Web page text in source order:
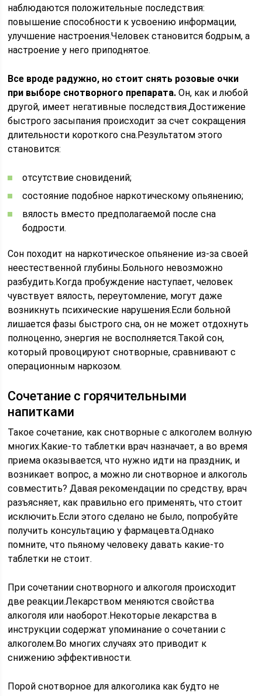
наблюдаются положительные последствия:
повышение способности к усвоению информации,
улучшение настроения.Человек становится бодрым, а
настроение у него приподнятое.
Все вроде радужно, но стоит снять розовые очки
при выборе снотворного препарата. Он, как и любой
другой, имеет негативные последствия.Достижение
быстрого засыпания происходит за счет сокращения
длительности короткого сна.Результатом этого
становится:
отсутствие сновидений;
состояние подобное наркотическому опьянению;
вялость вместо предполагаемой после сна
бодрости.
Сон походит на наркотическое опьянение из-за своей
неестественной глубины.Больного невозможно
разбудить.Когда пробуждение наступает, человек
чувствует вялость, переутомление, могут даже
возникнуть психические нарушения.Если больной
лишается фазы быстрого сна, он не может отдохнуть
полноценно, энергия не восполняется.Такой сон,
который провоцируют снотворные, сравнивают с
операционным наркозом.
Сочетание с горячительными
напитками
Такое сочетание, как снотворные с алкоголем волную
многих.Какие-то таблетки врач назначает, а во время
приема оказывается, что нужно идти на праздник, и
возникает вопрос, а можно ли снотворное и алкоголь
совместить? Давая рекомендации по средству, врач
разъясняет, как правильно его применять, что стоит
исключить.Если этого сделано не было, попробуйте
получить консультацию у фармацевта.Однако
помните, что пьяному человеку давать какие-то
таблетки не стоит.
При сочетании снотворного и алкоголя происходит
две реакции.Лекарством меняются свойства
алкоголя или наоборот.Некоторые лекарства в
инструкции содержат упоминание о сочетании с
алкоголем.Во многих случаях это приводит к
снижению эффективности.
Порой снотворное для алкоголика как будто не